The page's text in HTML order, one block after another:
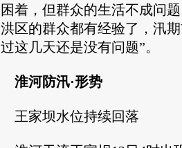
困着，但群众的生活不成问
洪区的群众都有经验了，汛
过这几天还是没有问题”。
淮河防汛·形势
王家坝水位持续回落